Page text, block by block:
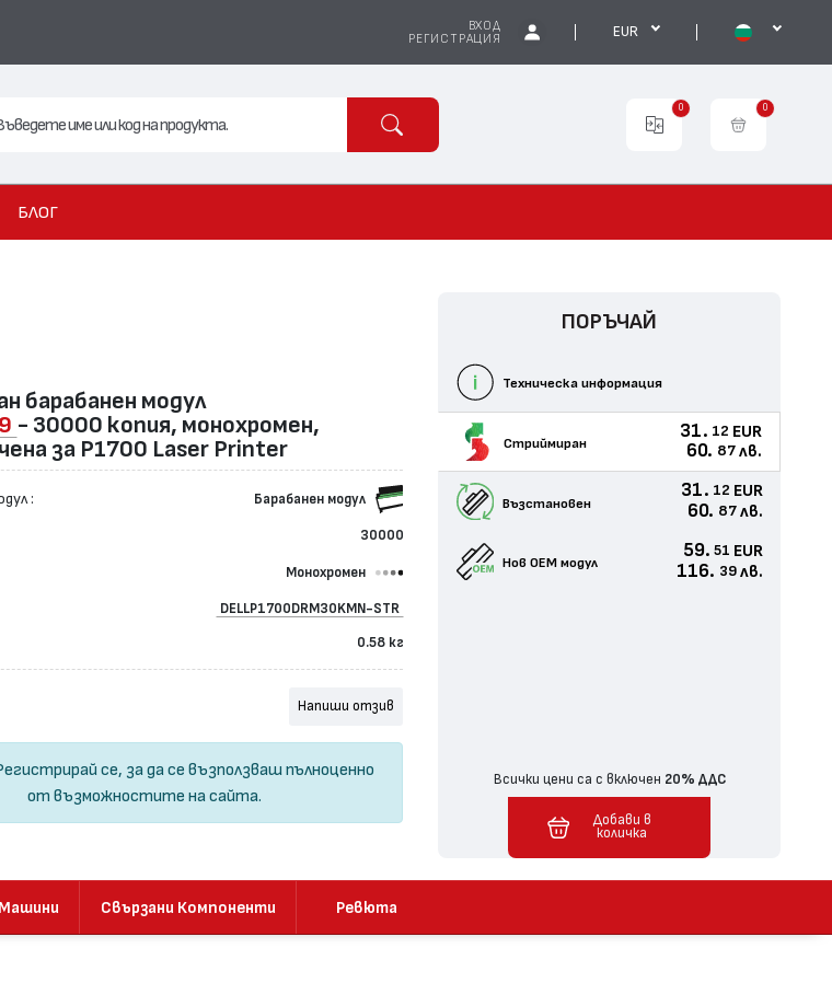
ВХОД
РЕГИСТРАЦИЯ
EUR
0 0
БЛОГ
барабанен модул
- 30000 копия, монохромен,
за P1700 Laser Printer
: Барабанен модул
30000
Монохромен
DELLP1700DRM30KMN-STR
0.58 кг
Напиши отзив
се, за да се възползваш пълноценно
от възможностите на сайта.
ПОРЪЧАЙ
Техническа информация
Стриймиран
31. 12 EUR
60. 87 лв.
Възстановен
31. 12 EUR
60. 87 лв.
Нов ОЕМ модул
59. 51 EUR
116. 39 лв.
Всички цени са с включен 20% ДДС
Добавен в количка
Добави в
количка
Свързани Компоненти Ревюта